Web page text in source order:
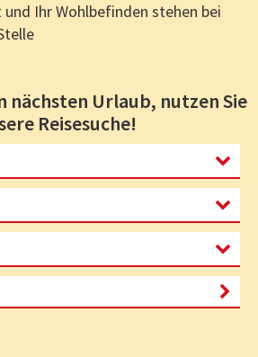
und Ihr Wohlbefinden stehen bei
nächsten Urlaub, nutzen Sie
Reisesuche!